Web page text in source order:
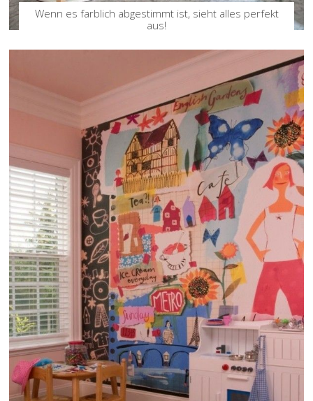
Wenn es farblich abgestimmt ist, sieht alles perfekt
aus!